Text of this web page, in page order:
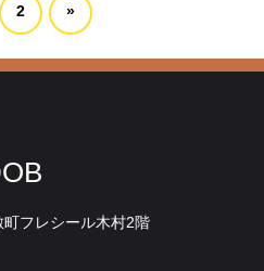
2 »
フレシール木村2階